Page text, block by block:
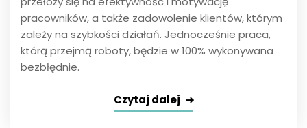
pracowników, a także zadowolenie klientów, którym
zależy na szybkości działań. Jednocześnie praca,
którą przejmą roboty, będzie w 100% wykonywana
bezbłędnie.
Czytaj dalej